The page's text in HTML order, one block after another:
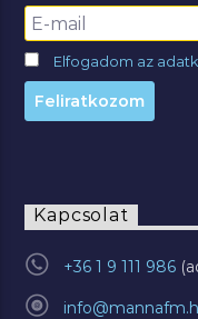
Elfogadom az
Kapcsolat
+36 1 9 111 986